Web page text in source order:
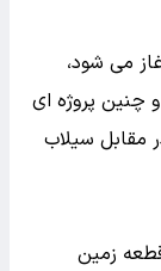
می شود،
و چنین پروژه ای
مقابل سیلاب
اولتیوس، هلند دارای سه هزار و ۵۰۰ قطعه زمین